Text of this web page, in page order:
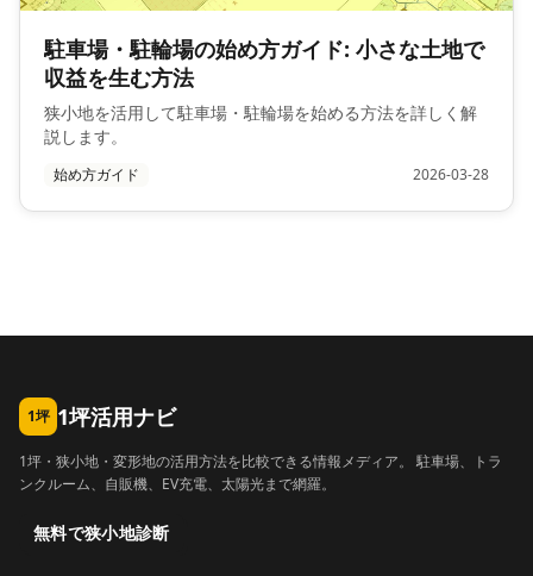
駐車場・駐輪場の始め方ガイド: 小さな土地で
収益を生む方法
狭小地を活用して駐車場・駐輪場を始める方法を詳しく解
説します。
始め方ガイド 2026-03-28
1坪 1坪活用ナビ
1坪・狭小地・変形地の活用方法を比較できる情報メディア。 駐車場、トラ
ンクルーム、自販機、EV充電、太陽光まで網羅。
無料で狭小地診断